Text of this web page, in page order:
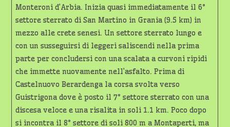
Monteroni d’Arbia. Inizia quasi immediatamente il 6°
settore sterrato di San Martino in Grania (9.5 km) in
mezzo alle crete senesi. Un settore sterrato lungo e
con un susseguirsi di leggeri saliscendi nella prima
parte per concludersi con una scalata a curvoni ripidi
che immette nuovamente nell’asfalto. Prima di
Castelnuovo Berardenga la corsa svolta verso
Guistrigona dove è posto il 7° settore sterrato con una
discesa veloce e una risalita in soli 1.1 km. Poco dopo
si incontra il 8° settore di soli 800 m a Montaperti, ma